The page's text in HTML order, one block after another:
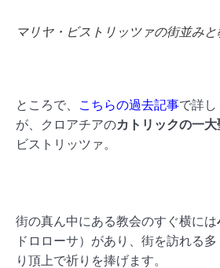
マリヤ・ビストリッツァの街並みと
ところで、 こちらの過去記事で詳
が、クロアチアのカトリックの一大
ビストリッツァ。
街の真ん中にある教会のすぐ横には
ドロローサ）があり、街を訪れる
り頂上で祈りを捧げます。